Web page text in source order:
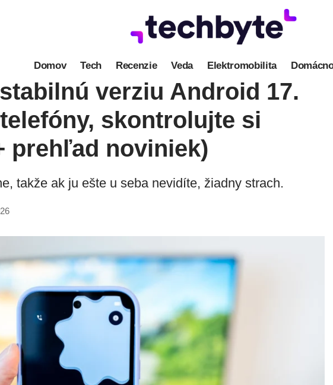
Domov Tech Recenzie Veda Elektromobilita
verziu Android 17.
skontrolujte si
prehľad noviniek)
takže ak ju ešte u seba nevidíte, žiadny strach.